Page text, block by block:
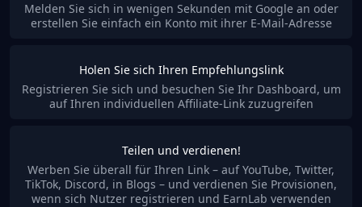
Melden Sie sich in wenigen Sekunden mit Google an oder
erstellen Sie einfach ein Konto mit ihrer E-Mail-Adresse
Holen Sie sich Ihren Empfehlungslink
Registrieren Sie sich und besuchen Sie Ihr Dashboard, um
auf Ihren individuellen Affiliate-Link zuzugreifen
Teilen und verdienen!
Werben Sie überall für Ihren Link – auf YouTube, Twitter,
TikTok, Discord, in Blogs – und verdienen Sie Provisionen,
wenn sich Nutzer registrieren und EarnLab verwenden